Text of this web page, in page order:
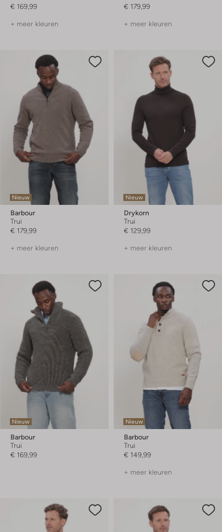
€ 169,99
+ meer kleuren
€ 179,99
+ meer kleuren
Nieuw
Barbour
Trui
€ 179,99
+ meer kleuren
Nieuw
Drykorn
Trui
€ 129,99
+ meer kleuren
Nieuw
Barbour
Trui
€ 169,99
Nieuw
Barbour
Trui
€ 149,99
+ meer kleuren